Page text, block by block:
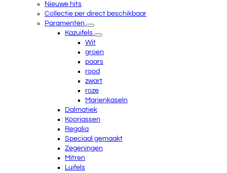
Nieuwe hits
Collectie per direct beschikbaar
Paramenten
Kazuifels
Wit
groen
paars
rood
zwart
roze
Marienkaseln
Dalmatiek
Koorjassen
Regalia
Speciaal gemaakt
Zegeningen
Mitren
Luifels